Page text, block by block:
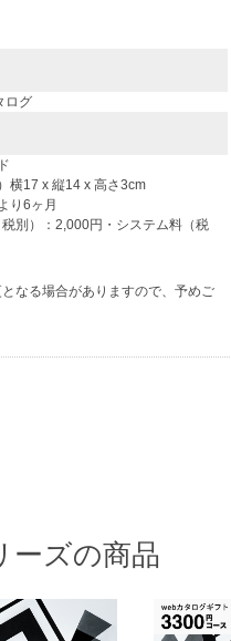
ログ
横17 x 縦14 x 高さ3cm
り6ヶ月
別）：2,000円・システム料（税
なる場合がありますので、予めご
ーズの商品